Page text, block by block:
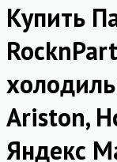
Купить
Ariston,
Яндекс